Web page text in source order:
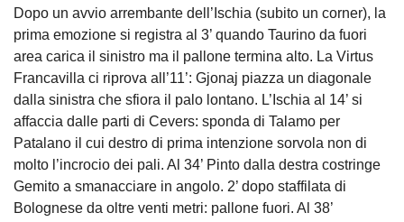
Dopo un avvio arrembante dell’Ischia (subito un corner), la
prima emozione si registra al 3’ quando Taurino da fuori
area carica il sinistro ma il pallone termina alto. La Virtus
Francavilla ci riprova all’11’: Gjonaj piazza un diagonale
dalla sinistra che sfiora il palo lontano. L’Ischia al 14’ si
affaccia dalle parti di Cevers: sponda di Talamo per
Patalano il cui destro di prima intenzione sorvola non di
molto l’incrocio dei pali. Al 34’ Pinto dalla destra costringe
Gemito a smanacciare in angolo. 2’ dopo staffilata di
Bolognese da oltre venti metri: pallone fuori. Al 38’